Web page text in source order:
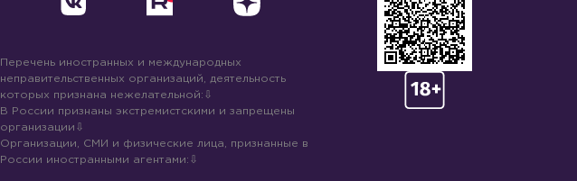
Перечень иностранных и международных
неправительственных организаций, деятельность
которых признана нежелательной:
В России признаны экстремистскими и запрещены
организации
Организации, СМИ и физические лица, признанные в
России иностранными агентами: